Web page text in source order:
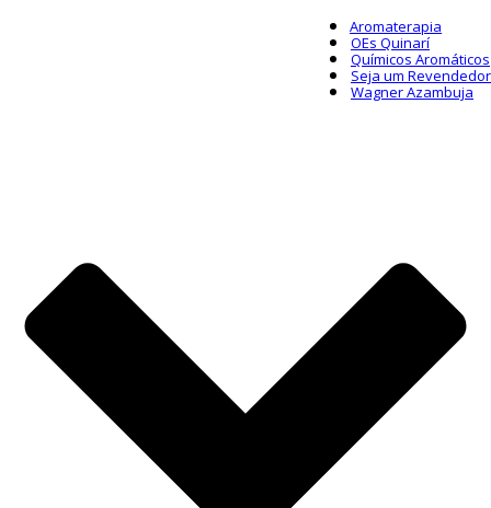
Aromaterapia
OEs Quinarí
Químicos Aromáticos
Seja um Revendedor
Wagner Azambuja